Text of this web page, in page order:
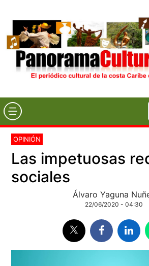
OPINIÓN
Las impetuosas
sociales
Álvaro Yaguna
22/06/2020 - 04:30